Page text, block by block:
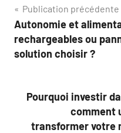
Navigation
de
l’article
Publication précédente
Autonomie et
rechargeables ou
solution choisir ?
Pourquoi investir
comment
transformer votre